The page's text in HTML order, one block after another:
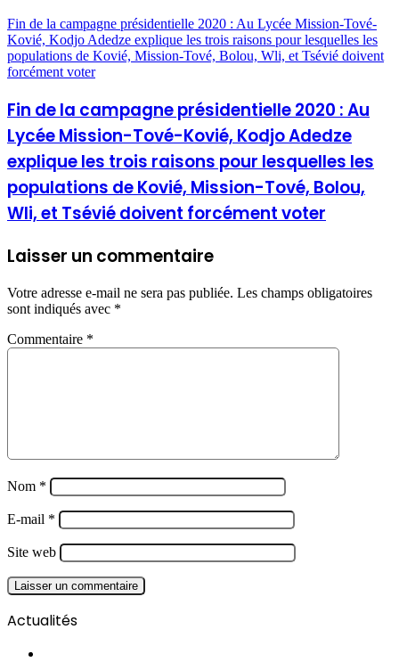
Fin de la campagne présidentielle 2020 : Au Lycée Mission-Tové-
Kovié, Kodjo Adedze explique les trois raisons pour lesquelles les
populations de Kovié, Mission-Tové, Bolou, Wli, et Tsévié doivent
forcément voter
Fin de la campagne présidentielle 2020 : Au
Lycée Mission-Tové-Kovié, Kodjo Adedze
explique les trois raisons pour lesquelles les
populations de Kovié, Mission-Tové, Bolou,
Wli, et Tsévié doivent forcément voter
Laisser un commentaire
Votre adresse e-mail ne sera pas publiée. Les champs obligatoires
sont indiqués avec *
Commentaire *
Nom *
E-mail *
Site web
Actualités